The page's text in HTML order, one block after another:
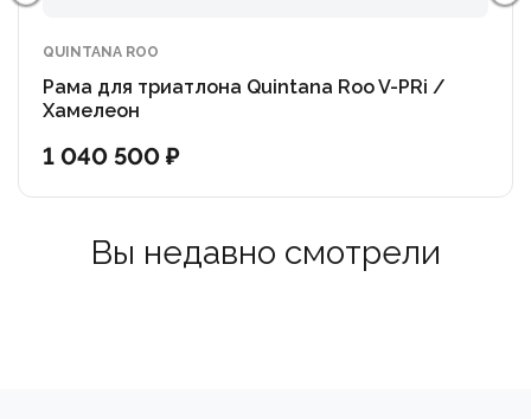
Это означает, что каждая труба, каждый компонент и
каждый миллиметр положения велосипедиста были
оптимизированы, протестированы и доработаны.
специалистами WorldTour TT и Кевином Вокленом из
Arkéa-B&B Hotels (победителем этапа Тур де Франс
QUINTANA ROO
Рама для триатлона Quintana Roo V-PRi /
Хамелеон
1 040 500 ₽
Вы недавно смотрели